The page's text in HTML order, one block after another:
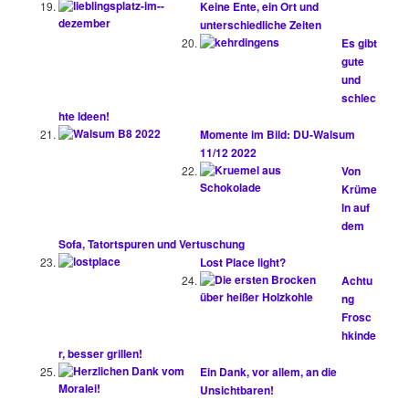
Keine Ente, ein Ort und
unterschiedliche Zeiten
Es gibt
gute
und
schlec
hte Ideen!
Momente im Bild: DU-Walsum
11/12 2022
Von
Krüme
ln auf
dem
Sofa, Tatortspuren und Vertuschung
Lost Place light?
Achtu
ng
Frosc
hkinde
r, besser grillen!
Ein Dank, vor allem, an die
Unsichtbaren!